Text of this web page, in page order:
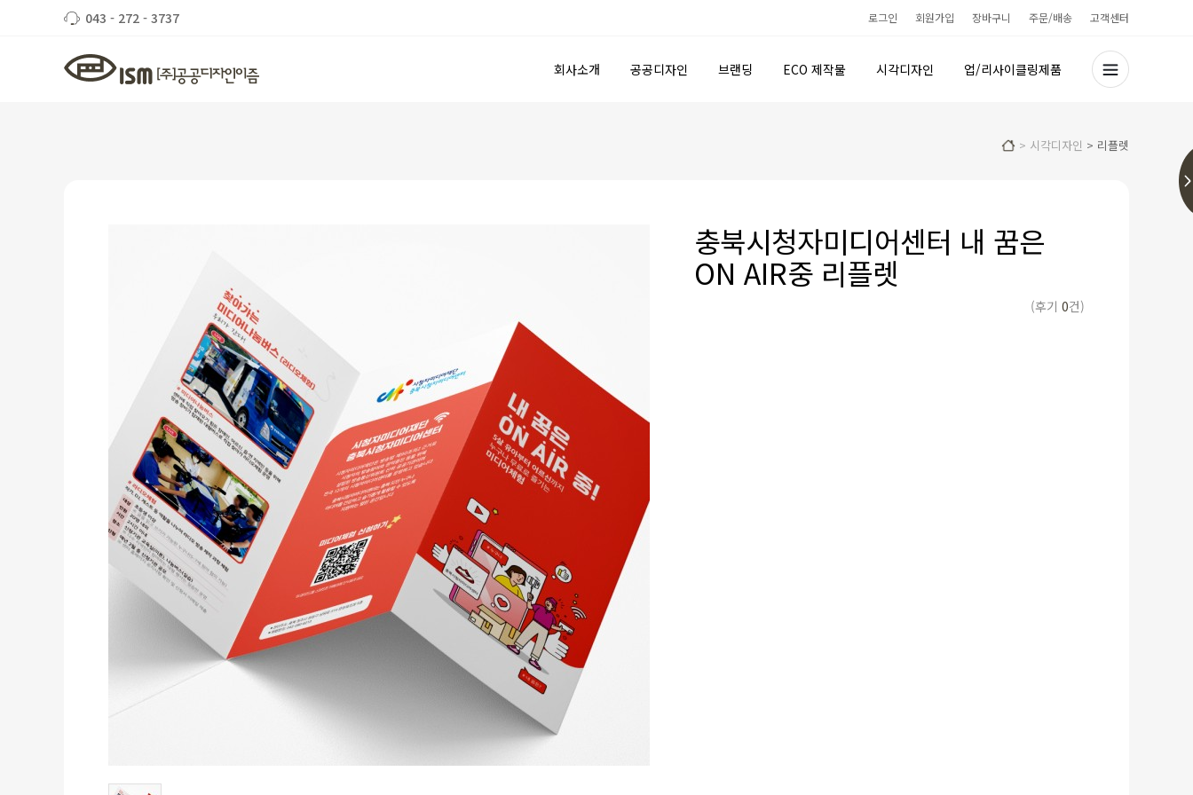
043 - 272 - 3737 로그인 회원가입 장바구니 주문/배송 고객센터
회사소개 공공디자인 브랜딩 ECO 제작물 시각디자인 업/리사이클링제품
> 시각디자인 > 리플렛
충북시청자미디어센터 내 꿈은
ON AIR중 리플렛
(후기 0건)